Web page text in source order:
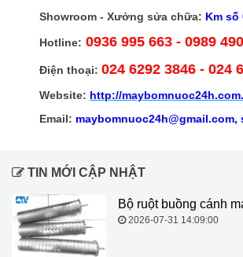
Showroom - Xưởng sửa chữa: Km số
Hotline: 0936 995 663 - 0989
Điện thoại: 024 6292 3846 - 024
Website: http://
Email:
TIN MỚI CẬP NHẬT
Bộ ruột buồng cánh
2026-07-31 14:09:00